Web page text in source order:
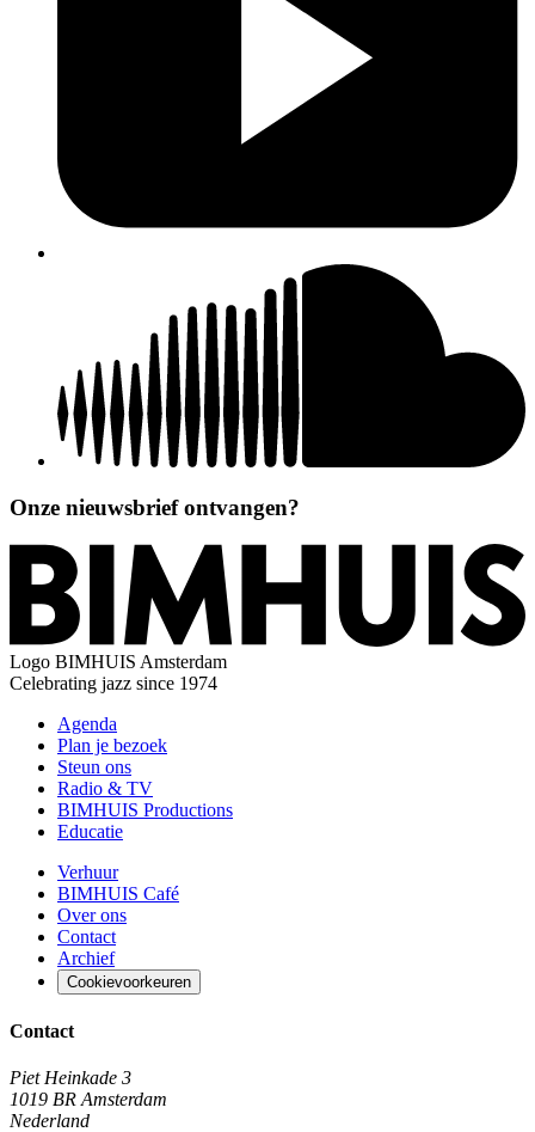
Onze nieuwsbrief ontvangen?
Logo BIMHUIS Amsterdam
Celebrating jazz since 1974
Agenda
Plan je bezoek
Steun ons
Radio & TV
BIMHUIS Productions
Educatie
Verhuur
BIMHUIS Café
Over ons
Contact
Archief
Cookievoorkeuren
Contact
Piet Heinkade 3
1019 BR Amsterdam
Nederland